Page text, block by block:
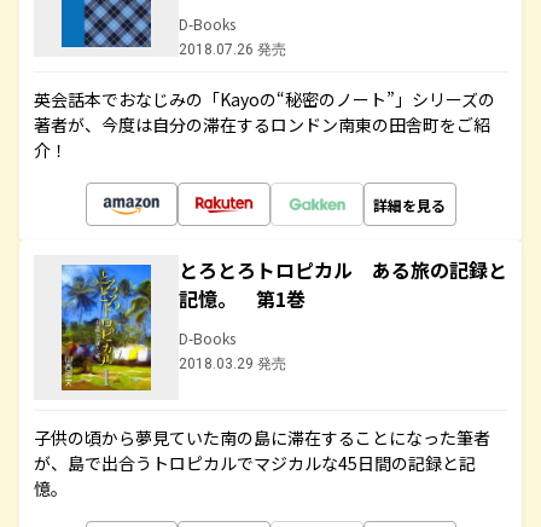
D-Books
2018.07.26 発売
英会話本でおなじみの「Kayoの“秘密のノート”」シリーズの
著者が、今度は自分の滞在するロンドン南東の田舎町をご紹
介！
詳細を見る
とろとろトロピカル ある旅の記録と
記憶。 第1巻
D-Books
2018.03.29 発売
子供の頃から夢見ていた南の島に滞在することになった筆者
が、島で出合うトロピカルでマジカルな45日間の記録と記
憶。